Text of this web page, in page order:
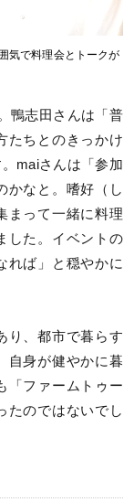
気で料理会とトークが
鴨志田さんは「普
たちとのきっかけ
maiさんは「参加
かなと。嗜好（し
まって一緒に料理
した。イベントの
れば」と穏やかに
り、都市で暮らす
自身が健やかに暮
「ファームトゥー
たのではないでし